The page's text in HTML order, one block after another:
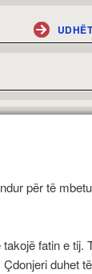
për të
fatin e tij.
duhet